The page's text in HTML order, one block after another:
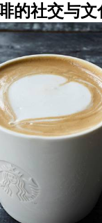
的社交与文